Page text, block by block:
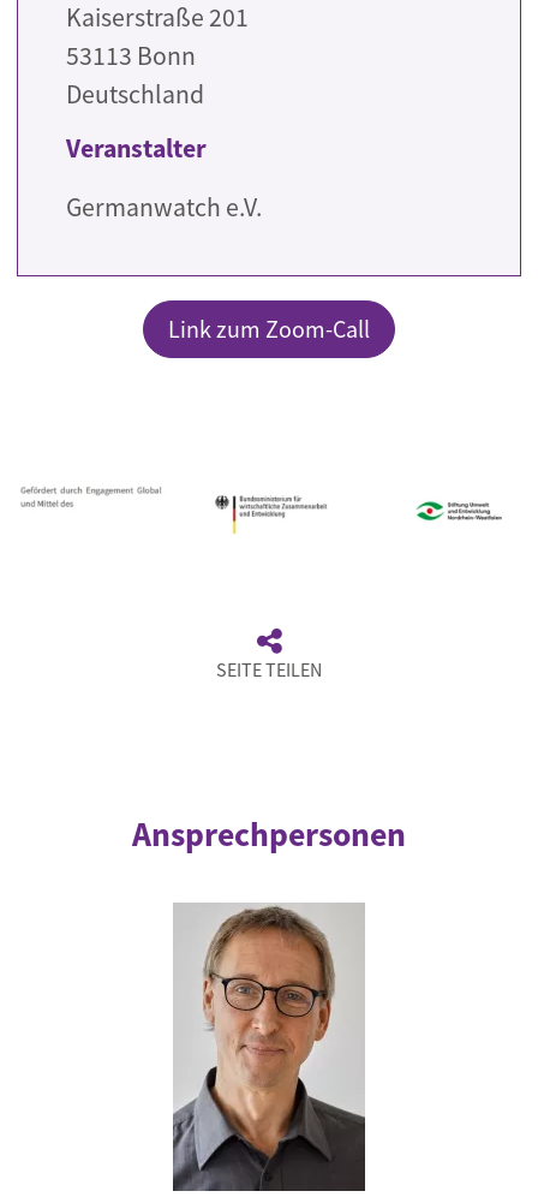
Kaiserstraße 201
53113 Bonn
Deutschland
Veranstalter
Germanwatch e.V.
Link zum Zoom-Call
SEITE TEILEN
Ansprechpersonen